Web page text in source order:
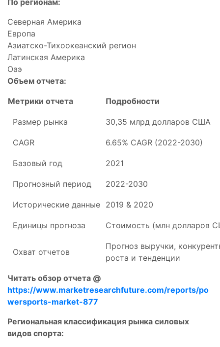
Северная Америка
Европа
Азиатско-Тихоокеанский регион
Латинская Америка
Оаэ
Объем отчета:
Метрики отчета Подробности
Размер рынка 30,35 млрд долларов США
CAGR 6.65% CAGR (2022-2030)
Базовый год 2021
Прогнозный период 2022-2030
Исторические данные 2019 & 2020
Единицы прогноза Стоимость (млн долларов
Охват отчетов
Прогноз выручки,
роста и тенденции
Читать обзор отчета @
https://www.marketresearchfuture.com/reports/po
wersports-market-877
Региональная классификация рынка силовых
видов спорта: